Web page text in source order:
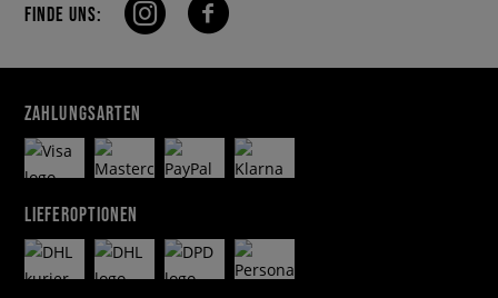
FINDE UNS:
ZAHLUNGSARTEN
LIEFEROPTIONEN